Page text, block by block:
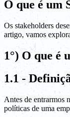
O que é um
Os stakeholders
artigo, vamos
1°) O que é
1.1 -
Antes de entrarmos
políticas de uma